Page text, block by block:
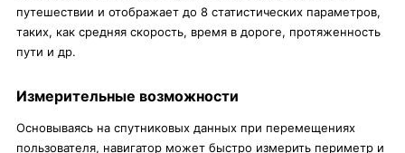
путешествии и отображает до 8 статистических параметров,
таких, как средняя скорость, время в дороге, протяженность
пути и др.
Измерительные возможности
Основываясь на спутниковых данных при перемещениях
пользователя, навигатор может быстро измерить периметр и